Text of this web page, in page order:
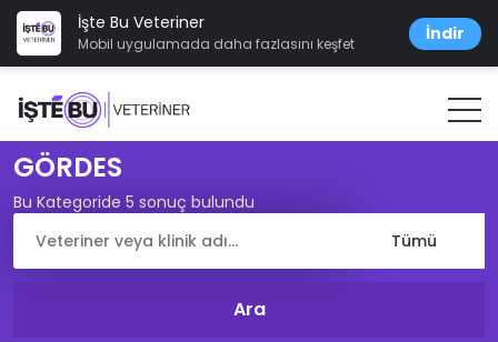
İşte Bu Veteriner
Mobil uygulamada daha fazlasını keşfet İndir
GÖRDES
Bu Kategoride 5 sonuç bulundu